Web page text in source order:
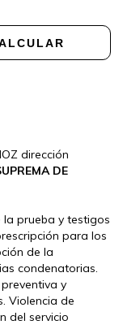
dirección
DE
prueba y testigos
para los
de la
condenatorias.
y
Violencia de
del servicio